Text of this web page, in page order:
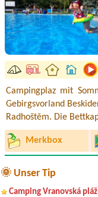
Campingplaz mit
Gebirgsvorland
Radhoštěm. Die
Merkbox
🌞 Unser Tip
Camping Vranovská pláž